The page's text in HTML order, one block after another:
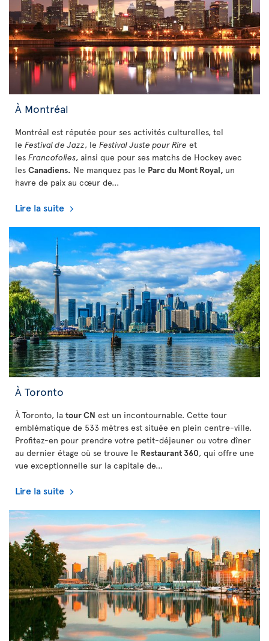
À Montréal
Montréal est réputée pour ses activités culturelles, tel
le Festival de Jazz, le Festival Juste pour Rire et
les Francofolies, ainsi que pour ses matchs de Hockey avec
les Canadiens. Ne manquez pas le Parc du Mont Royal, un
havre de paix au cœur de...
Lire la suite
À Toronto
À Toronto, la tour CN est un incontournable. Cette tour
emblématique de 533 mètres est située en plein centre-ville.
Profitez-en pour prendre votre petit-déjeuner ou votre dîner
au dernier étage où se trouve le Restaurant 360, qui offre une
vue exceptionnelle sur la capitale de...
Lire la suite